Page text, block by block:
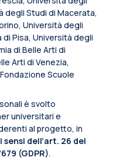
degli Studi di Macerata,
Università degli
Pisa, Università degli
di Belle Arti di
Arti di Venezia,
Scuole
è svolto
universitari e
al progetto, in
dell’art. 26 del
(GDPR).